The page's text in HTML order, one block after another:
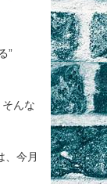
”
んな
、今月